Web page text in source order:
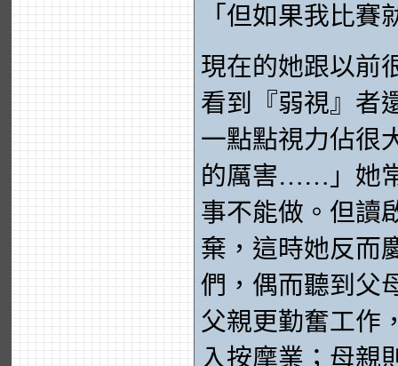
「但如果我比賽
現在的她跟以前
看到『弱視』者
一點點視力佔很
的厲害……」她
事不能做。但讀
棄，這時她反而
們，偶而聽到父
父親更勤奮工作
入按摩業；母親